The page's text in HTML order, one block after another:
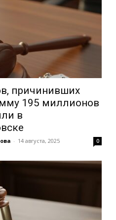
причинивших
195 миллионов
в
- 14 августа, 2025 0